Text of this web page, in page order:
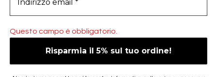
Questo campo è obbligatorio.